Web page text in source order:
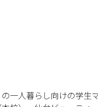
一人暮らし向けの学生